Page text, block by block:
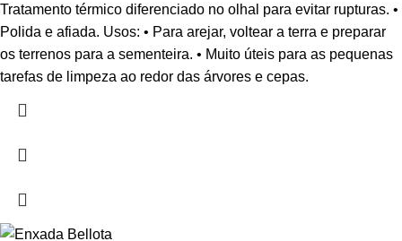
Tratamento térmico diferenciado no olhal para evitar rupturas. •
Polida e afiada. Usos: • Para arejar, voltear a terra e preparar
os terrenos para a sementeira. • Muito úteis para as pequenas
tarefas de limpeza ao redor das árvores e cepas.